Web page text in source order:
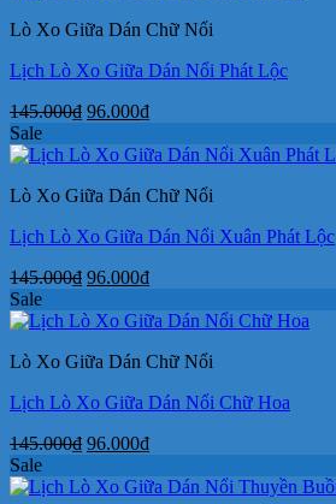
90.000₫.
Lò Xo Giữa Dán Chữ Nổi
Lịch Lò Xo Giữa Dán Nổi Phát Lộc
145.000₫ Giá
là:
96.000₫Giá
tại
96.000₫.
Sale
Lò Xo Giữa Dán Chữ Nổi
Lịch Lò Xo Giữa Dán Nổi Xuân Phát Lộc
145.000₫ Giá
là:
96.000₫Giá
tại
96.000₫.
Sale
Lò Xo Giữa Dán Chữ Nổi
Lịch Lò Xo Giữa Dán Nổi Chữ Hoa
145.000₫ Giá
là:
96.000₫Giá
tại
Sale